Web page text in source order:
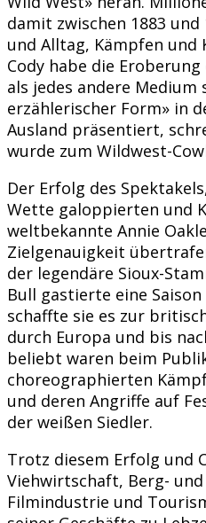
damit zwischen 1883
und Alltag, Kämpfen und
Cody habe die
als jedes andere
erzählerischer Form» in
Ausland präsentiert,
wurde zum Wildwest-
Der Erfolg des
Wette galoppierten und
weltbekannte Annie
Zielgenauigkeit
der legendäre Sioux-
Bull gastierte eine
schaffte sie es zur
durch Europa und bis
beliebt waren beim
choreographierten
und deren Angriffe auf
der weißen Siedler.
Trotz diesem Erfolg und
Viehwirtschaft, Berg-
Filmindustrie und